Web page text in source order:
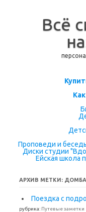
Всё
Проповеди и
Диски студии
Ейская школа
АРХИВ МЕТКИ:
Поездка с
рубрика: Путевые заметки